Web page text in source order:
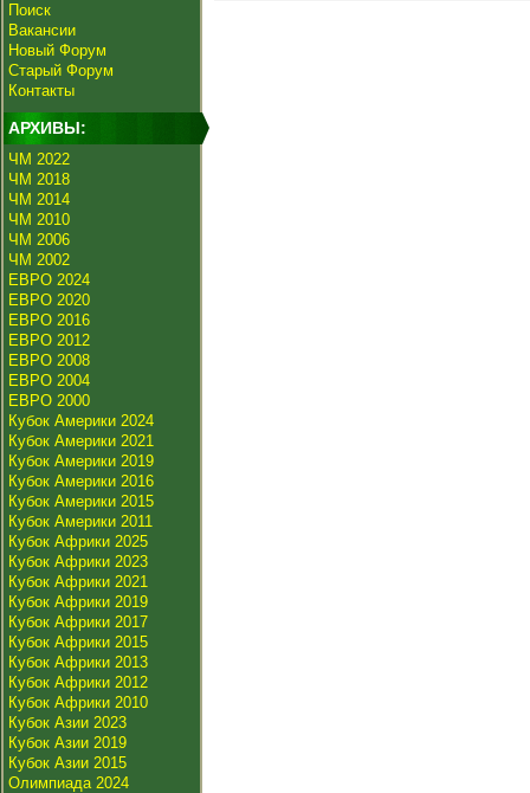
Поиск
Вакансии
Новый Форум
Старый Форум
Контакты
АРХИВЫ:
ЧМ 2022
ЧМ 2018
ЧМ 2014
ЧМ 2010
ЧМ 2006
ЧМ 2002
ЕВРО 2024
ЕВРО 2020
ЕВРО 2016
ЕВРО 2012
ЕВРО 2008
ЕВРО 2004
ЕВРО 2000
Кубок Америки 2024
Кубок Америки 2021
Кубок Америки 2019
Кубок Америки 2016
Кубок Америки 2015
Кубок Америки 2011
Кубок Африки 2025
Кубок Африки 2023
Кубок Африки 2021
Кубок Африки 2019
Кубок Африки 2017
Кубок Африки 2015
Кубок Африки 2013
Кубок Африки 2012
Кубок Африки 2010
Кубок Азии 2023
Кубок Азии 2019
Кубок Азии 2015
Олимпиада 2024